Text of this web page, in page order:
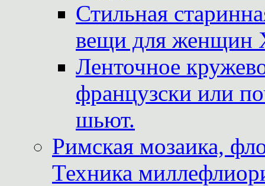
Стильная
вещи для женщин
Ленточное
французски или
шьют.
Римская мозаика,
Техника